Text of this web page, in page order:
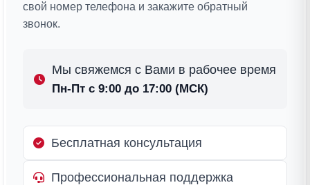
свой номер телефона и закажите обратный
звонок.
Мы свяжемся с Вами в рабочее время
Пн-Пт с 9:00 до 17:00 (МСК)
Бесплатная консультация
Профессиональная поддержка